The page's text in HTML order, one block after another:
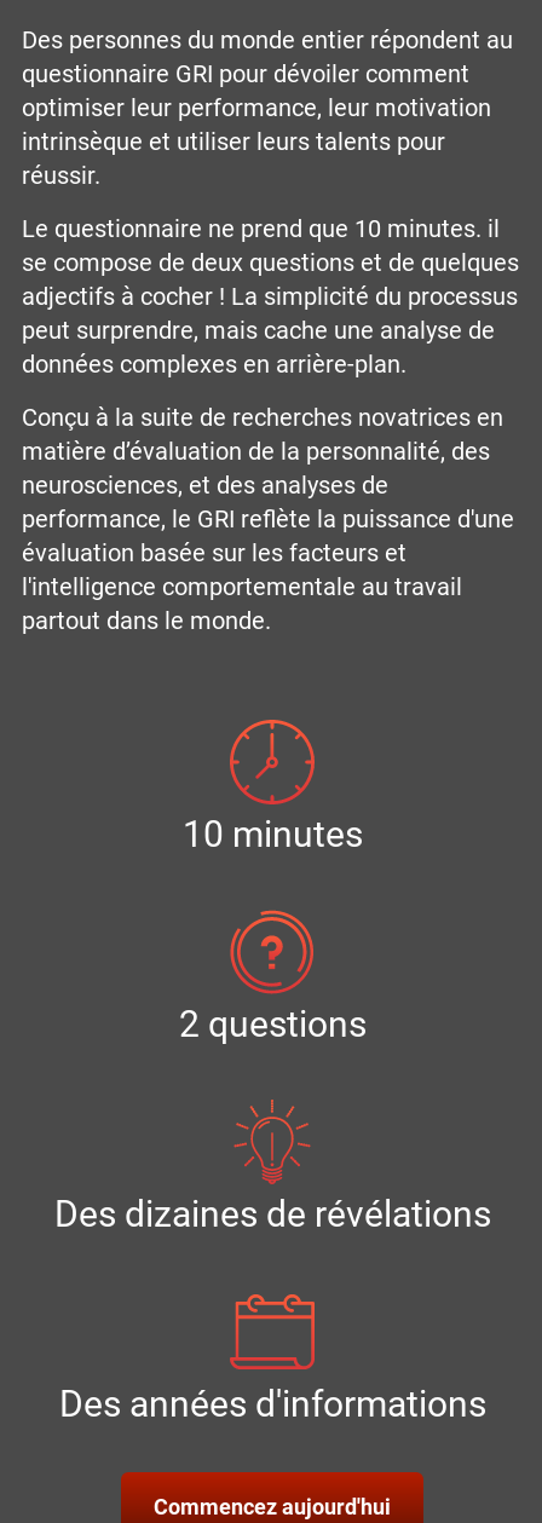
Des personnes du monde entier répondent au
questionnaire GRI pour dévoiler comment
optimiser leur performance, leur motivation
intrinsèque et utiliser leurs talents pour
réussir.
Le questionnaire ne prend que 10 minutes. il
se compose de deux questions et de quelques
adjectifs à cocher ! La simplicité du processus
peut surprendre, mais cache une analyse de
données complexes en arrière-plan.
Conçu à la suite de recherches novatrices en
matière d’évaluation de la personnalité, des
neurosciences, et des analyses de
performance, le GRI reflète la puissance d'une
évaluation basée sur les facteurs et
l'intelligence comportementale au travail
partout dans le monde.
10 minutes
2 questions
Des dizaines de révélations
Des années d'informations
Commencez aujourd'hui